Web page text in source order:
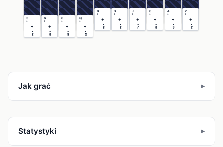
3
♠
♠
3
♠
6
♠
♠
6
♠
8
♠
♠
8
♠
Q
♠
♠
Q
♠
8
♠
♠
8
♠
3
♠
♠
3
♠
J
♠
♠
J
♠
6
♠
♠
6
♠
4
♠
♠
4
♠
2
♠
♠
2
♠
Jak grać
Statystyki